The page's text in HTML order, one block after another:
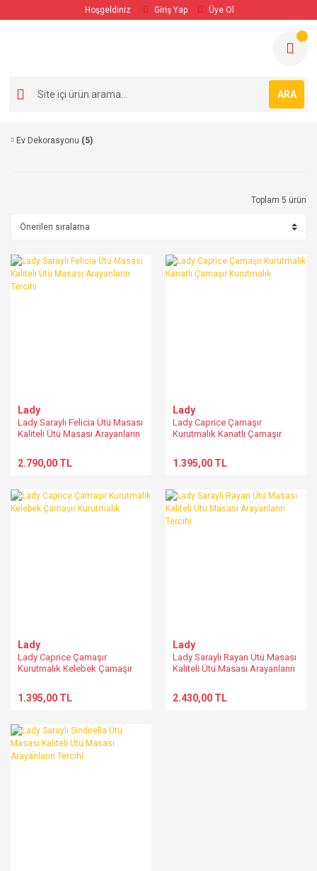
Hoşgeldiniz Giriş Yap Üye Ol
ARA
Ev Dekorasyonu (5)
Toplam 5 ürün
Lady
Lady Saraylı Felicia Ütü Masası
Kaliteli Ütü Masası Arayanların
2.790,00 TL
Lady
Lady Caprice Çamaşır
Kurutmalık Kanatlı Çamaşır
1.395,00 TL
Lady
Lady Caprice Çamaşır
Kurutmalık Kelebek Çamaşır
1.395,00 TL
Lady
Lady Saraylı Rayan Ütü Masası
Kaliteli Ütü Masası Arayanların
2.430,00 TL